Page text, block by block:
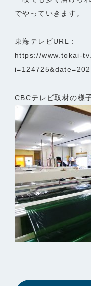
でやっていきます。
東海テレビURL：
https://www.tokai-
CBCテレビ取材の様